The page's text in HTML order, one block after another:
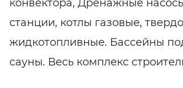
конвектора, Дренажные
станции, котлы газовые,
жидкотопливные. Бассейны
сауны. Весь комплекс